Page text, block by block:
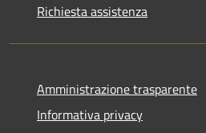
Richiesta assistenza
Amministrazione trasparente
Informativa privacy